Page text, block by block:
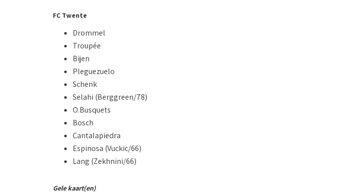
FC Twente
Drommel
Troupée
Bijen
Pleguezuelo
Schenk
Selahi (Berggreen/78)
O.Busquets
Bosch
Cantalapiedra
Espinosa (Vuckic/66)
Lang (Zekhnini/66)
Gele kaart(en)